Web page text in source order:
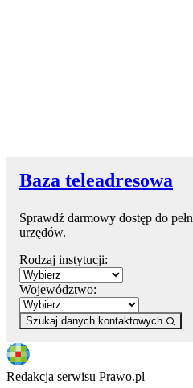
Baza teleadresowa
Sprawdź darmowy dostęp do
urzędów.
Rodzaj instytucji:
Województwo:
Szukaj danych kontaktowych
Redakcja serwisu Prawo.pl